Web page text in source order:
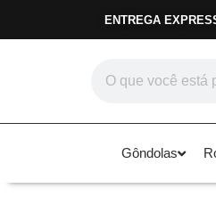
ENTREGA
Gôndolas